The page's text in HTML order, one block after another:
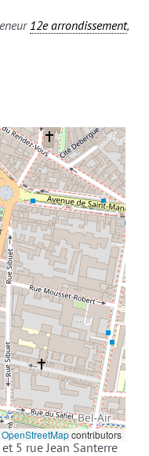
12e arrondissement,
OpenStreetMapcontributors
5 rue Jean Santerre